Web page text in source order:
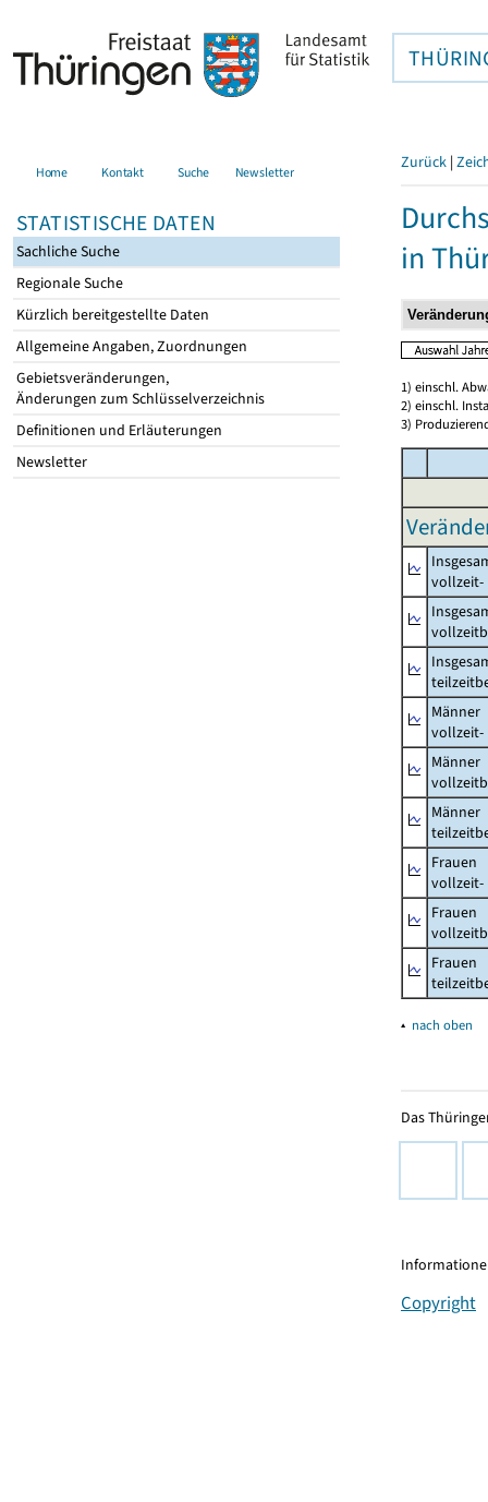
Home Kontakt Suche Newsletter
STATISTISCHE DATEN
Sachliche Suche
Regionale Suche
Kürzlich bereitgestellte Daten
Allgemeine Angaben, Zuordnungen
Gebietsveränderungen,
Änderungen zum Schlüsselverzeichnis
Definitionen und Erläuterungen
Newsletter
Zurück |
in
1) einschl.
2) einschl.
3)
vollzeit-
Männer
vollzeit-
Männer
Männer
Frauen
vollzeit-
Frauen
Frauen
▴ nach oben
Das
Copyright